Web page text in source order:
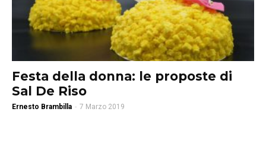
Festa della donna: le proposte di
Sal De Riso
Ernesto Brambilla - 7 Marzo 2019